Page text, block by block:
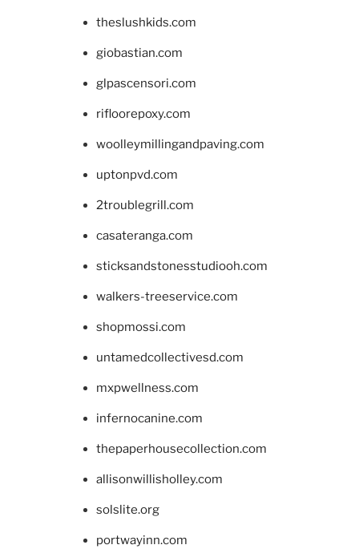
theslushkids.com
giobastian.com
glpascensori.com
rifloorepoxy.com
woolleymillingandpaving.com
uptonpvd.com
2troublegrill.com
casateranga.com
sticksandstonesstudiooh.com
walkers-treeservice.com
shopmossi.com
untamedcollectivesd.com
mxpwellness.com
infernocanine.com
thepaperhousecollection.com
allisonwillisholley.com
solslite.org
portwayinn.com